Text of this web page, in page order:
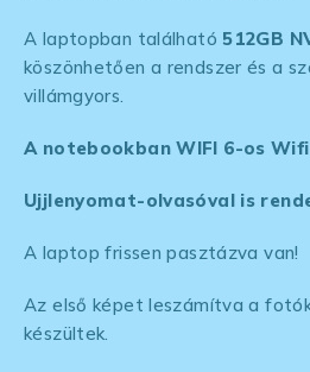
A laptopban található 512GB
köszönhetően a rendszer és a
villámgyors.
A notebookban WIFI 6-os
Ujjlenyomat-olvasóval is
A laptop frissen pasztázva van!
Az első képet leszámítva a
készültek.